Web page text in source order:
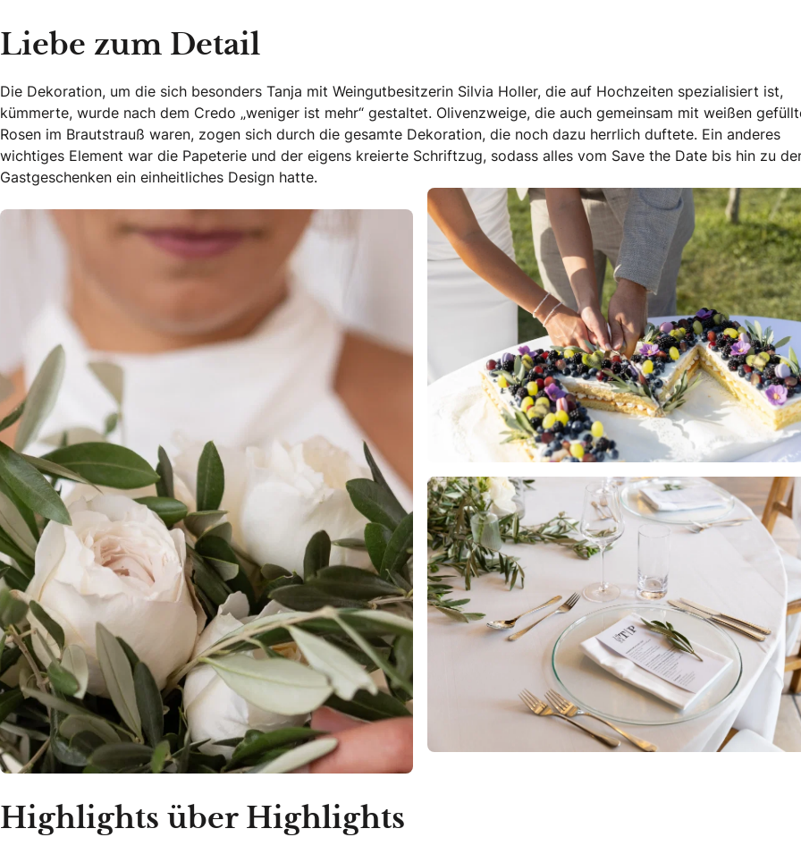
Liebe zum Detail
Die Dekoration, um die sich besonders Tanja mit Weingutbesitzerin Silvia Holler, die auf Hochzeiten spezialisiert ist,
kümmerte, wurde nach dem Credo „weniger ist mehr“ gestaltet. Olivenzweige, die auch gemeinsam mit weißen
Rosen im Brautstrauß waren, zogen sich durch die gesamte Dekoration, die noch dazu herrlich duftete. Ein anderes
wichtiges Element war die Papeterie und der eigens kreierte Schriftzug, sodass alles vom Save the Date bis hin zu
Gastgeschenken ein einheitliches Design hatte.
Highlights über Highlights